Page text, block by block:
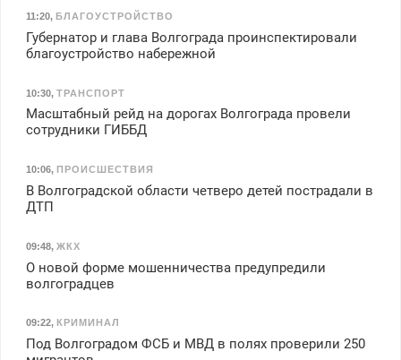
11:20, БЛАГОУСТРОЙСТВО
Губернатор и глава Волгограда проинспектировали
благоустройство набережной
10:30, ТРАНСПОРТ
Масштабный рейд на дорогах Волгограда провели
сотрудники ГИББД
10:06, ПРОИСШЕСТВИЯ
В Волгоградской области четверо детей пострадали в
ДТП
09:48, ЖКХ
О новой форме мошенничества предупредили
волгоградцев
09:22, КРИМИНАЛ
Под Волгоградом ФСБ и МВД в полях проверили 250